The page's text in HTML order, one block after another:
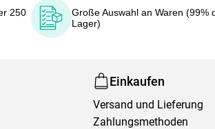
250
Große Auswahl an Waren (99%
Lager)
Einkaufen
Versand und Lieferung
Zahlungsmethoden